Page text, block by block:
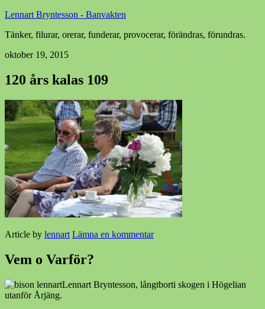
Lennart Bryntesson - Banvakten
Tänker, filurar, orerar, funderar, provocerar, förändras, förundras.
oktober 19, 2015
120 års kalas 109
Article by lennart Lämna en kommentar
Vem o Varför?
Lennart Bryntesson, långtborti skogen i Högelian
utanför Årjäng.